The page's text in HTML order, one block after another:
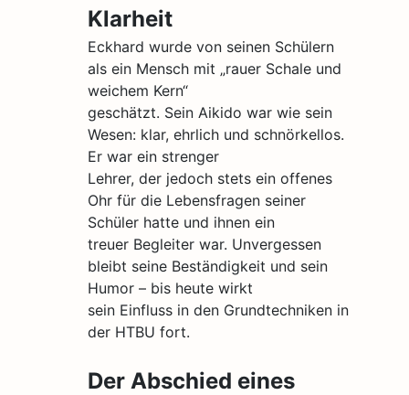
Klarheit
Eckhard wurde von seinen Schülern
als ein Mensch mit „rauer Schale und
weichem Kern“
geschätzt. Sein Aikido war wie sein
Wesen: klar, ehrlich und schnörkellos.
Er war ein strenger
Lehrer, der jedoch stets ein offenes
Ohr für die Lebensfragen seiner
Schüler hatte und ihnen ein
treuer Begleiter war. Unvergessen
bleibt seine Beständigkeit und sein
Humor – bis heute wirkt
sein Einfluss in den Grundtechniken in
der HTBU fort.
Der Abschied eines